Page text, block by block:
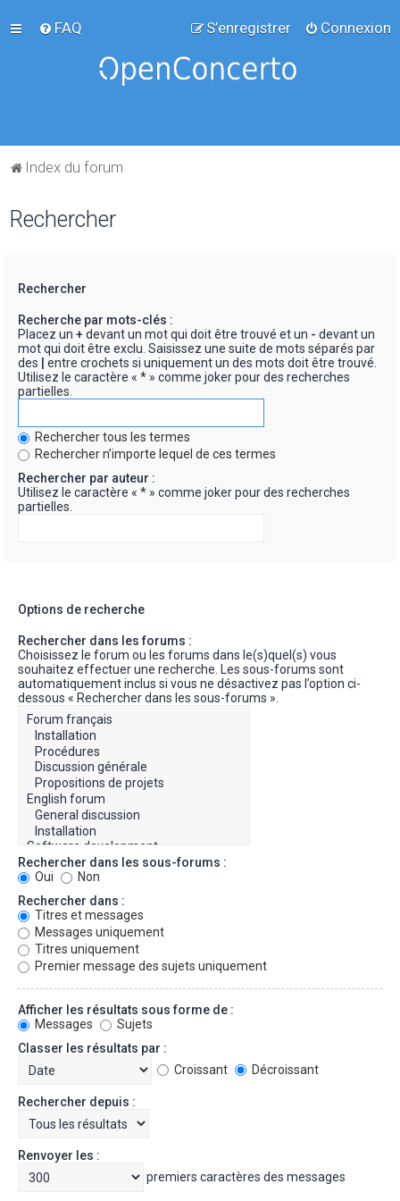
FAQ Connexion
S’enregistrer
Index du forum
Rechercher
Rechercher
Recherche par mots-clés :
Placez un + devant un mot qui doit être trouvé et un - devant un
mot qui doit être exclu. Saisissez une suite de mots séparés par
des
entre crochets si uniquement un des mots doit être trouvé.
Utilisez le caractère « * » comme joker pour des recherches
partielles.
Rechercher tous les termes
Rechercher n’importe lequel de ces termes
Rechercher par auteur :
Utilisez le caractère « * » comme joker pour des recherches
partielles.
Options de recherche
Rechercher dans les forums :
Choisissez le forum ou les forums dans le(s)quel(s) vous
souhaitez effectuer une recherche. Les sous-forums sont
automatiquement inclus si vous ne désactivez pas l’option ci-
dessous « Rechercher dans les sous-forums ».
Rechercher dans les sous-forums :
Oui
Non
Rechercher dans :
Titres et messages
Messages uniquement
Titres uniquement
Premier message des sujets uniquement
Afficher les résultats sous forme de :
Messages
Sujets
Classer les résultats par :
Croissant
Décroissant
Rechercher depuis :
Renvoyer les :
premiers caractères des messages